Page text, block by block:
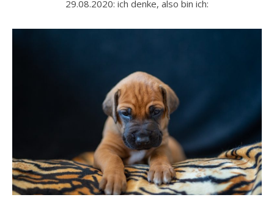
29.08.2020: ich denke, also bin ich: